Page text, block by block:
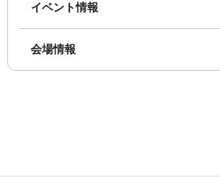
イベント情報
会場情報